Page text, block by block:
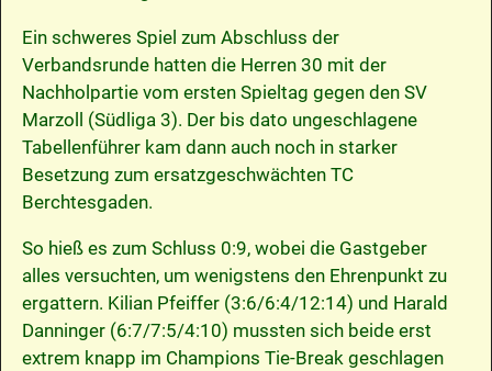
Ein schweres Spiel zum Abschluss der
Verbandsrunde hatten die Herren 30 mit der
Nachholpartie vom ersten Spieltag gegen den SV
Marzoll (Südliga 3). Der bis dato ungeschlagene
Tabellenführer kam dann auch noch in starker
Besetzung zum ersatzgeschwächten TC
Berchtesgaden.
So hieß es zum Schluss 0:9, wobei die Gastgeber
alles versuchten, um wenigstens den Ehrenpunkt zu
ergattern. Kilian Pfeiffer (3:6/6:4/12:14) und Harald
Danninger (6:7/7:5/4:10) mussten sich beide erst
extrem knapp im Champions Tie-Break geschlagen